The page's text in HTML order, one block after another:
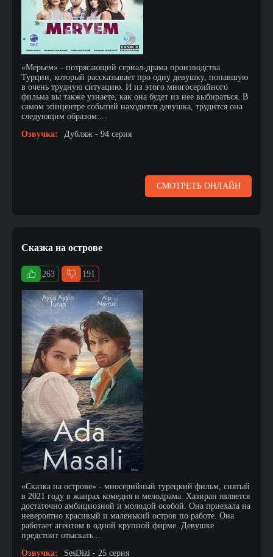
«Мерьем» - потрясающий сериал-драма производства
Турции, который рассказывает про одну девушку, попавшую
в очень трудную ситуацию. И из этого многосерийного
фильма вы также узнаете, как она будет из нее выбираться. В
самом эпицентре событий находится девушка, трудится она
следующим образом:...
Озвучка:
Дубляж - 94 серия
СМОТРЕТЬ ОНЛАЙН
Сказка на острове
263 191
«Сказка на острове» - мносерийный турецкий фильм, снятый
в 2021 году в жанрах комедия и мелодрама. Хазиран является
достаточно амбициозной и молодой особой. Она приехала на
невероятно красивый и маленький остров по работе. Она
работает агентом в одной крупной фирме. Девушке
предстоит отыскать...
Озвучка:
SesDizi - 25 серия